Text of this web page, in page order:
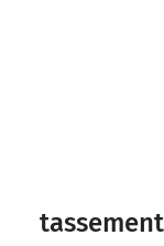
tassement